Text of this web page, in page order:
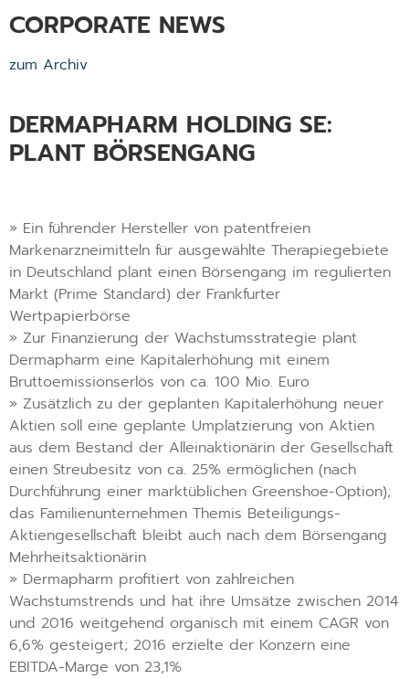
CORPORATE NEWS
zum Archiv
DERMAPHARM HOLDING SE:
PLANT BÖRSENGANG
» Ein führender Hersteller von patentfreien
Markenarzneimitteln für ausgewählte Therapiegebiete
in Deutschland plant einen Börsengang im regulierten
Markt (Prime Standard) der Frankfurter
Wertpapierbörse
» Zur Finanzierung der Wachstumsstrategie plant
Dermapharm eine Kapitalerhöhung mit einem
Bruttoemissionserlös von ca. 100 Mio. Euro
» Zusätzlich zu der geplanten Kapitalerhöhung neuer
Aktien soll eine geplante Umplatzierung von Aktien
aus dem Bestand der Alleinaktionärin der Gesellschaft
einen Streubesitz von ca. 25% ermöglichen (nach
Durchführung einer marktüblichen Greenshoe-Option);
das Familienunternehmen Themis Beteiligungs-
Aktiengesellschaft bleibt auch nach dem Börsengang
Mehrheitsaktionärin
» Dermapharm profitiert von zahlreichen
Wachstumstrends und hat ihre Umsätze zwischen 2014
und 2016 weitgehend organisch mit einem CAGR von
6,6% gesteigert; 2016 erzielte der Konzern eine
EBITDA-Marge von 23,1%